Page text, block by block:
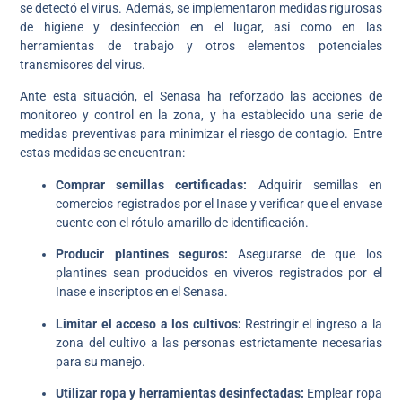
se detectó el virus. Además, se implementaron medidas rigurosas
de higiene y desinfección en el lugar, así como en las
herramientas de trabajo y otros elementos potenciales
transmisores del virus.
Ante esta situación, el Senasa ha reforzado las acciones de
monitoreo y control en la zona, y ha establecido una serie de
medidas preventivas para minimizar el riesgo de contagio. Entre
estas medidas se encuentran:
Comprar semillas certificadas: Adquirir semillas en
comercios registrados por el Inase y verificar que el envase
cuente con el rótulo amarillo de identificación.
Producir plantines seguros: Asegurarse de que los
plantines sean producidos en viveros registrados por el
Inase e inscriptos en el Senasa.
Limitar el acceso a los cultivos: Restringir el ingreso a la
zona del cultivo a las personas estrictamente necesarias
para su manejo.
Utilizar ropa y herramientas desinfectadas: Emplear ropa